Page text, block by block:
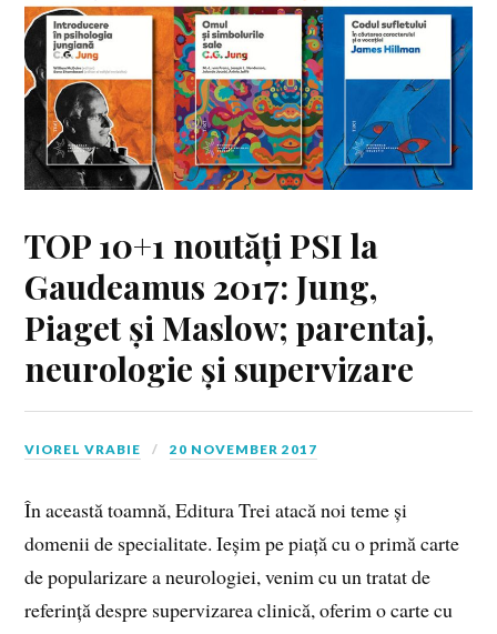
TOP 10+1 noutăți PSI la
Gaudeamus 2017: Jung,
Piaget și Maslow; parentaj,
neurologie și supervizare
VIOREL VRABIE 20 NOVEMBER 2017
În această toamnă, Editura Trei atacă noi teme și
domenii de specialitate. Ieșim pe piață cu o primă carte
de popularizare a neurologiei, venim cu un tratat de
referință despre supervizarea clinică, oferim o carte cu